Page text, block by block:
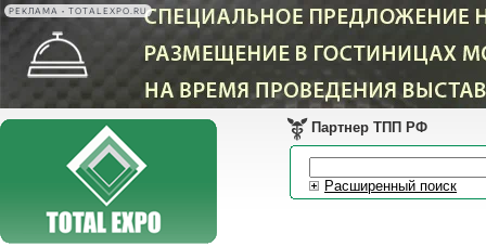
РЕКЛАМА • TOTALEXPO.RU
Партнер ТПП РФ
Расширенный поиск